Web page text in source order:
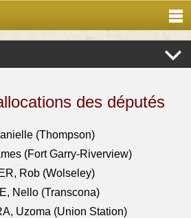
des députés
(Thompson)
(Fort Garry-Riverview)
Rob (Wolseley)
Nello (Transcona)
Uzoma (Union Station)